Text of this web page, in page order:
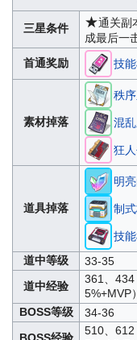
三星条件 ★通关副
成最后一
首通奖励
技
素材掉落
秩
混
狂
道具掉落
明
制
技
道中等级
33-35
道中经验
361、434
5%+MVP）
BOSS等级
34-36
510、612